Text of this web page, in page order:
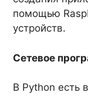
помощью
устройств.
Сетевое
В Python есть